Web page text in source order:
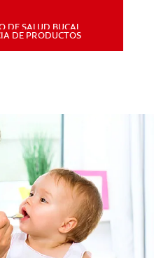
PARA PROFESIONALES
PROMOCIONES
SUSCRÍBASE
DE SALUD BUCAL
DE PRODUCTOS